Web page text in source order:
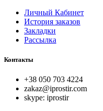
Личный Кабинет
История заказов
Закладки
Рассылка
Контакты
+38 050 703 4224
zakaz@iprostir.com
skype: iprostir